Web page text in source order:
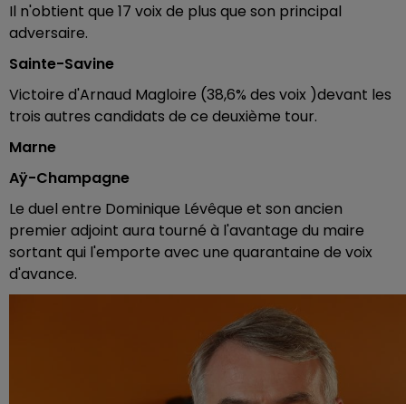
Il n'obtient que 17 voix de plus que son principal
adversaire.
Sainte-Savine
Victoire d'Arnaud Magloire (38,6% des voix )devant les
trois autres candidats de ce deuxième tour.
Marne
Aÿ-Champagne
Le duel entre Dominique Lévêque et son ancien
premier adjoint aura tourné à l'avantage du maire
sortant qui l'emporte avec une quarantaine de voix
d'avance.